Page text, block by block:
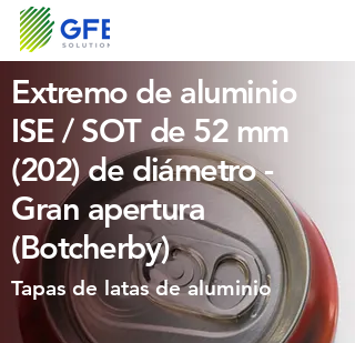
Extremo de aluminio
ISE / SOT de 52 mm
(202) de diámetro -
Gran apertura
(Botcherby)
Tapas de latas de aluminio